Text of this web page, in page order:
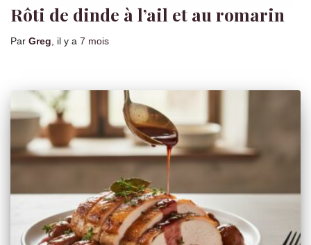
Rôti de dinde à l’ail et au romarin
Par Greg , il y a 7 mois